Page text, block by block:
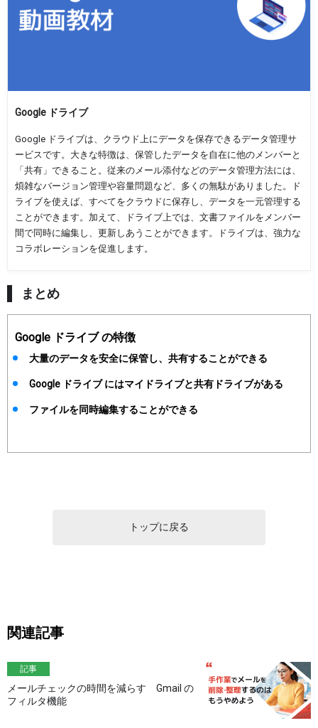
Google ドライブ
Google ドライブは、クラウド上にデータを保存できるデータ管理サ
ービスです。大きな特徴は、保管したデータを自在に他のメンバーと
「共有」できること。従来のメール添付などのデータ管理方法には、
煩雑なバージョン管理や容量問題など、多くの無駄がありました。ド
ライブを使えば、すべてをクラウドに保存し、データを一元管理する
ことができます。加えて、ドライブ上では、文書ファイルをメンバー
間で同時に編集し、更新しあうことができます。ドライブは、強力な
コラボレーションを促進します。
まとめ
Google ドライブ の特徴
大量のデータを安全に保管し、共有することができる
Google ドライブ にはマイドライブと共有ドライブがある
ファイルを同時編集することができる
トップに戻る
関連記事
記事
メールチェックの時間を減らす Gmail の
フィルタ機能